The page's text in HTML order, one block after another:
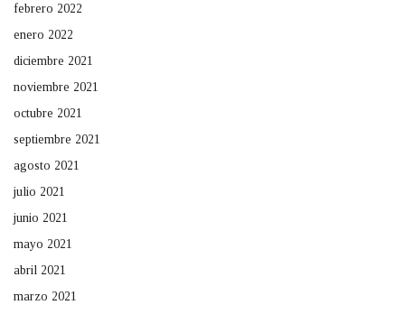
febrero 2022
enero 2022
diciembre 2021
noviembre 2021
octubre 2021
septiembre 2021
agosto 2021
julio 2021
junio 2021
mayo 2021
abril 2021
marzo 2021